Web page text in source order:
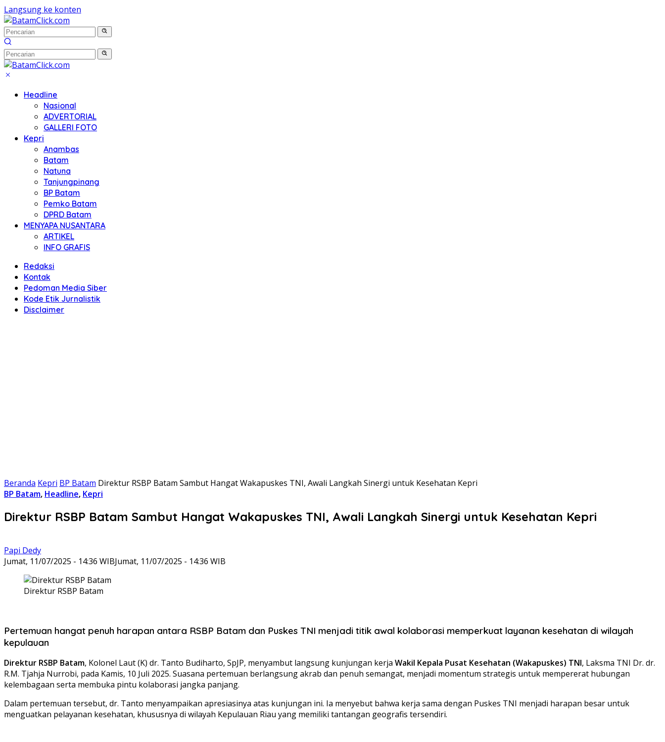
Langsung ke konten
Headline
Nasional
ADVERTORIAL
GALLERI FOTO
Kepri
Anambas
Batam
Natuna
Tanjungpinang
BP Batam
Pemko Batam
DPRD Batam
MENYAPA NUSANTARA
ARTIKEL
INFO GRAFIS
Redaksi
Kontak
Pedoman Media Siber
Kode Etik Jurnalistik
Disclaimer
Beranda Kepri BP Batam Direktur RSBP Batam Sambut Hangat Wakapuskes TNI, Awali Langkah Sinergi untuk Kesehatan Kepri
BP Batam, Headline, Kepri
Direktur RSBP Batam Sambut Hangat Wakapuskes TNI, Awali Langkah Sinergi untuk Kesehatan Kepri
Papi Dedy
Jumat, 11/07/2025 - 14:36 WIBJumat, 11/07/2025 - 14:36 WIB
Direktur RSBP Batam
Pertemuan hangat penuh harapan antara RSBP Batam dan Puskes TNI menjadi titik awal kolaborasi memperkuat layanan kesehatan di wilayah
kepulauan
Direktur RSBP Batam, Kolonel Laut (K) dr. Tanto Budiharto, SpJP, menyambut langsung kunjungan kerja Wakil Kepala Pusat Kesehatan (Wakapuskes) TNI, Laksma TNI Dr. dr.
R.M. Tjahja Nurrobi, pada Kamis, 10 Juli 2025. Suasana pertemuan berlangsung akrab dan penuh semangat, menjadi momentum strategis untuk mempererat hubungan
kelembagaan serta membuka pintu kolaborasi jangka panjang.
Dalam pertemuan tersebut, dr. Tanto menyampaikan apresiasinya atas kunjungan ini. Ia menyebut bahwa kerja sama dengan Puskes TNI menjadi harapan besar untuk
menguatkan pelayanan kesehatan, khususnya di wilayah Kepulauan Riau yang memiliki tantangan geografis tersendiri.